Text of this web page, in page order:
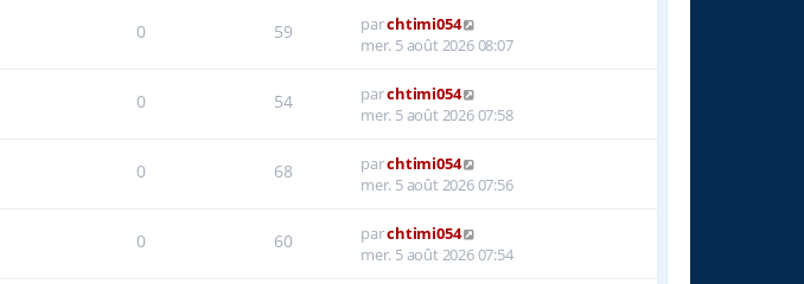
0 59 parchtimi054
mer. 5 août 2026 08:07
0 54 parchtimi054
mer. 5 août 2026 07:58
0 68 parchtimi054
mer. 5 août 2026 07:56
0 60 parchtimi054
mer. 5 août 2026 07:54